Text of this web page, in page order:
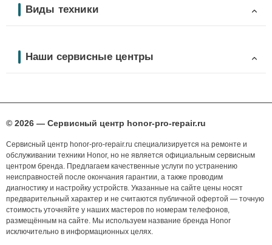
Виды техники
Наши сервисные центры
© 2026 — Сервисный центр honor-pro-repair.ru
Сервисный центр honor-pro-repair.ru специализируется на ремонте и
обслуживании техники Honor, но не является официальным сервисным
центром бренда. Предлагаем качественные услуги по устранению
неисправностей после окончания гарантии, а также проводим
диагностику и настройку устройств. Указанные на сайте цены носят
предварительный характер и не считаются публичной офертой — точную
стоимость уточняйте у наших мастеров по номерам телефонов,
размещённым на сайте. Мы используем название бренда Honor
исключительно в информационных целях.